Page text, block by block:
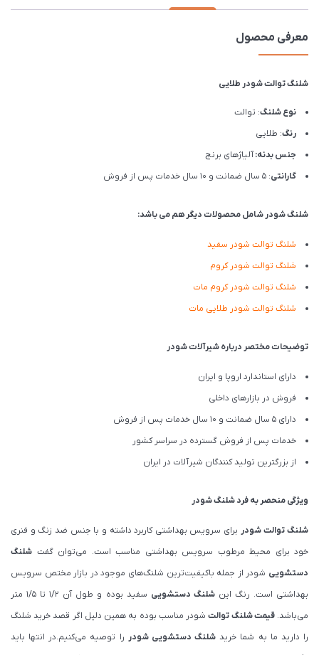
معرفی محصول
شلنگ توالت شودر طلایی
نوع شلنگ: توالت
رنگ: طلایی
جنس بدنه:آلیاژهای برنج
گارانتی: 5 سال ضمانت و 10 سال خدمات پس از فروش
شلنگ شودر شامل محصولات دیگر هم می باشد:
شلنگ توالت شودر سفید
شلنگ توالت شودر کروم
شلنگ توالت شودر کروم مات
شلنگ توالت شودر طلایی مات
توضیحات مختصر درباره شیرآلات شودر
دارای استاندارد اروپا و ایران
فروش در بازارهای داخلی
دارای 5 سال ضمانت و 10 سال خدمات پس از فروش
خدمات پس از فروش گسترده در سراسر کشور
از بزرگترین تولید کنندگان شیرآلات در ایران
ویژگی منحصر به فرد شلنگ شودر
شلنگ توالت شودر برای سرویس بهداشتی کاربرد داشته و با جنس ضد زنگ و فنری
خود برای محیط مرطوب سرویس بهداشتی مناسب است. می‌توان گفت شلنگ
دستشویی شودر از جمله باکیفیت‌ترین شلنگ‌های موجود در بازار مختص سرویس
بهداشتی است. رنگ اینشلنگ دستشویی
سفید بوده و طول آن 1/2 تا 1/5 متر
می‌باشد.قیمت شلنگ توالتشودر مناسب بوده به همین دلیل اگر قصد خرید شلنگ
را دارید ما به شما خرید شلنگ دستشویی شودر را توصیه می‌کنیم.در انتها باید